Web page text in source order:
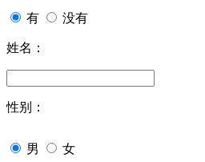
有 没有
姓名：
性别：
男 女